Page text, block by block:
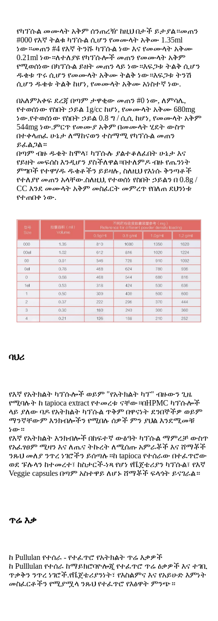
የካፕሱል መሙላት አቅም ሰንጠረዥ ከዚህ በታች ይታያል።መጠን
#000 የእኛ ትልቁ ካፕሱል ሲሆን የመሙላት አቅሙ 1.35ml
ነው።መጠን #4 የእኛ ትንሹ ካፕሱል ነው እና የመሙላት አቅሙ
0.21ml ነው።ለተለያዩ የካፕሱሎች መጠን የመሙላት አቅም
የሚወሰነው በካፕሱል ይዘት መጠን ላይ ነው።እፍጋቱ ትልቅ ሲሆን
ዱቄቱ ጥሩ ሲሆን የመሙላት አቅሙ ትልቅ ነው።እፍጋቱ ትንሽ
ሲሆን ዱቄቱ ትልቅ ከሆነ, የመሙላት አቅሙ አነስተኛ ነው.
በአለምአቀፍ ደረጃ በጣም ታዋቂው መጠን #0 ነው, ለምሳሌ,
የተወሰነው የስበት ኃይል 1g/cc ከሆነ, የመሙላት አቅሙ 680mg
ነው.የተወሰነው የስበት ኃይል 0.8 ግ / ሲሲ ከሆነ, የመሙላት አቅም
544mg ነው.ምርጥ የመሙያ አቅም በመሙላት ሂደት ውስጥ
በተቀላጠፈ ሁኔታ ለማከናወን ተስማሚ የካፕሱል መጠን
ይፈልጋል።
በጣም ብዙ ዱቄት ከሞላ፣ ካፕሱሉ ያልተቆለፈበት ሁኔታ እና
የይዘት መፍሰስ እንዲሆን ያስችለዋል።በተለምዶ ብዙ የጤንነት
ምግቦች የተዋሃዱ ዱቄቶችን ይይዛሉ, ስለዚህ የእነሱ ቅንጣቶች
የተለያየ መጠን አላቸው.ስለዚህ, የተወሰነ የስበት ኃይልን በ 0.8g /
CC እንደ መሙላት አቅም መስፈርት መምረጥ የበለጠ ደህንነቱ
የተጠበቀ ነው.
ባህሪ
የእኛ የአትክልት ካፕሱሎች ወይም "የአትክልት ካፕ" ብዙውን ጊዜ
የሚባሉት ከ tapioca extract የተመረቱ ናቸው።በHPMC ካፕሱሎች
ላይ ያለው ባዶ የአትክልት ካፕሱል ጥቅም በዋናነት ደንበኞችዎ ወይም
ማንኛቸውም እንክብሎችን የሚበሉ ሰዎች ምን ያህል እንደሚመቹ
ነው።
የእኛ የአትክልት እንክብሎች በከፍተኛ ውፅዓት ካፕሱል ማምረቻ ውስጥ
የአፈፃፀም ሚዛን እና ለጤና ትኩረት ለሚሰጡ አምራቾች እና ሸማቾች
ንጹህ መለያ ንጥረ ነገሮችን ይሰጣሉ።ከ tapioca የተሰራው በተፈጥሮው
ወደ ፑሉላን ከተመረተ፣ ከስታርች-ነጻ የሆነ የቬጀቴሪያን ካፕሱል፣ የእኛ
Veggie capsules በጣም አስተዋይ ለሆኑ ሸማቾች ፍላጎት ይናገራል።
ጥሬ እቃ
ከ Pullulan የተሰራ - የተፈጥሮ የአትክልት ጥሬ እቃዎች
ከ Pulllulan የተሰራ ከማይክሮባዮሎጂ የተፈጥሮ ጥሬ ዕቃዎች እና ተገቢ
ጥቃቅን ንጥረ ነገሮች.የቬጀቴሪያንነት፣ የእስልምና እና የአይሁድ እምነት
መስፈርቶችን የሚያሟላ ንጹህ የተፈጥሮ የእፅዋት ምንጭ።